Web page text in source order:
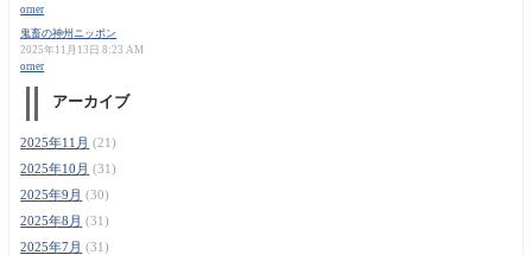
orner
鬼畜の神州ニッポン
2025年11月13日 8:23 AM
orner
アーカイブ
2025年11月 (21)
2025年10月 (31)
2025年9月 (30)
2025年8月 (31)
2025年7月 (31)